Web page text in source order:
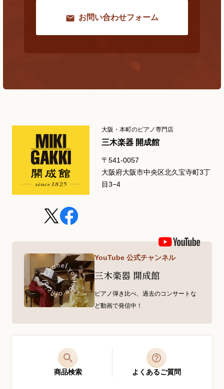
お問い合わせフォーム
大阪・本町のピアノ専門店
三木楽器 開成館
〒541-0057
大阪府大阪市中央区北久宝寺町3丁
目3−4
YouTube 公式チャンネル
三木楽器 開成館
ピアノ弾き比べ、過去のコンサートな
ど動画で発信中！
商品検索 よくあるご質問